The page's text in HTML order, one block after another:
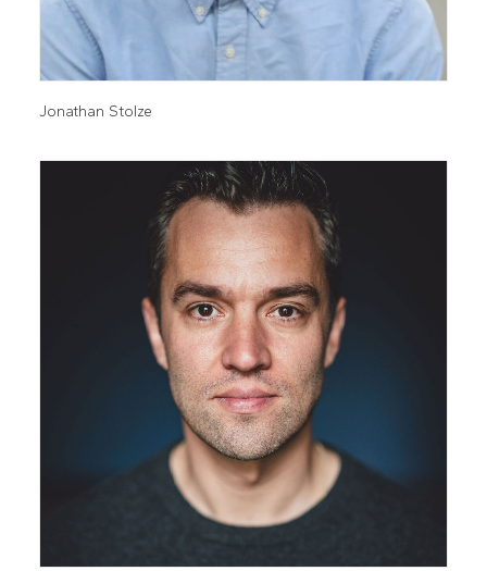
Jonathan Stolze